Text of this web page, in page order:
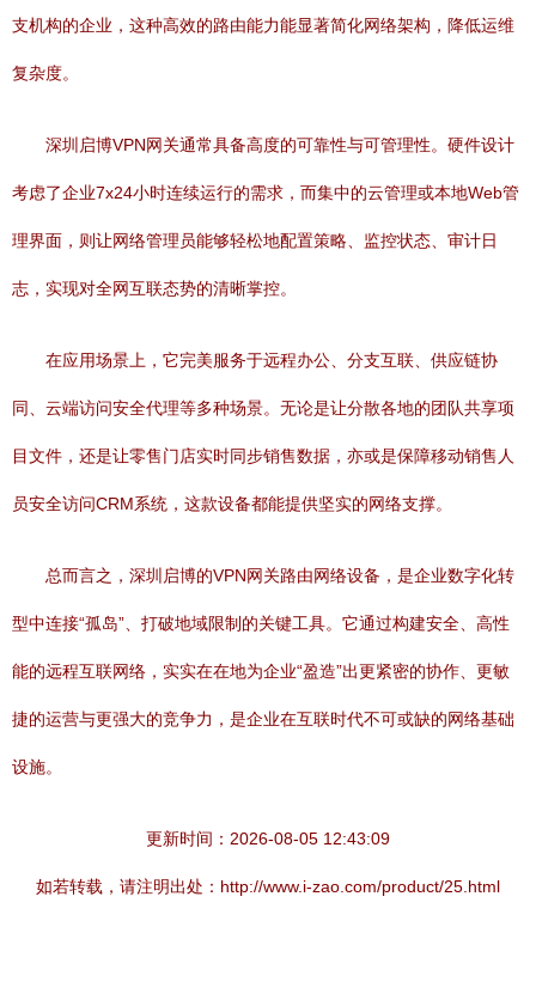
支机构的企业，这种高效的路由能力能显著简化网络架构，降低运维
复杂度。
深圳启博VPN网关通常具备高度的可靠性与可管理性。硬件设计
考虑了企业7x24小时连续运行的需求，而集中的云管理或本地Web管
理界面，则让网络管理员能够轻松地配置策略、监控状态、审计日
志，实现对全网互联态势的清晰掌控。
在应用场景上，它完美服务于远程办公、分支互联、供应链协
同、云端访问安全代理等多种场景。无论是让分散各地的团队共享项
目文件，还是让零售门店实时同步销售数据，亦或是保障移动销售人
员安全访问CRM系统，这款设备都能提供坚实的网络支撑。
总而言之，深圳启博的VPN网关路由网络设备，是企业数字化转
型中连接“孤岛”、打破地域限制的关键工具。它通过构建安全、高性
能的远程互联网络，实实在在地为企业“盈造”出更紧密的协作、更敏
捷的运营与更强大的竞争力，是企业在互联时代不可或缺的网络基础
设施。
更新时间：2026-08-05 12:43:09
如若转载，请注明出处：http://www.i-zao.com/product/25.html